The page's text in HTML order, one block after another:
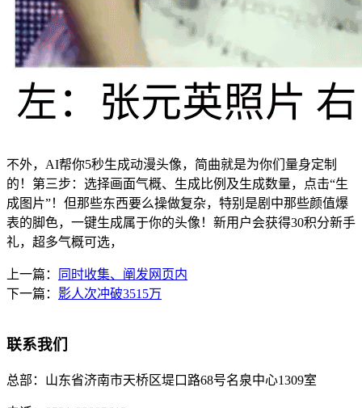
不外，AI帮你5秒生成动漫头像，简曲就是为你们量身定制
的！第三步：选择画面气概、生成比例及生成数量，点击“生
成图片”！但那些东西要么操做复杂，特别是剧中那些颜值爆
表的脚色，一键生成属于你的头像！新用户会获得30积分新手
礼，超多气概可选，
上一篇：
同时收集、阐发网页内
下一篇： 影人次冲破3515万
联系我们
总部： 山东省济南市天桥区堤口路68号名泉中心1309室